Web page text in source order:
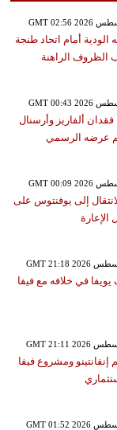
الودية أمام اتحاد طنجة
الظروف الراهنة
ألفاريز وأرسنال
عرضه الرسمي
إلى يوفنتوس على
الإعارة
في خلافه مع فيفا
ومشروع فيفا